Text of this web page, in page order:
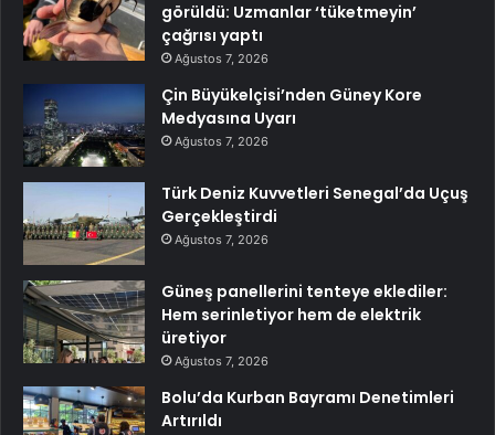
görüldü: Uzmanlar ‘tüketmeyin’
çağrısı yaptı
Ağustos 7, 2026
Çin Büyükelçisi’nden Güney Kore
Medyasına Uyarı
Ağustos 7, 2026
Türk Deniz Kuvvetleri Senegal’da Uçuş
Gerçekleştirdi
Ağustos 7, 2026
Güneş panellerini tenteye eklediler:
Hem serinletiyor hem de elektrik
üretiyor
Ağustos 7, 2026
Bolu’da Kurban Bayramı Denetimleri
Artırıldı